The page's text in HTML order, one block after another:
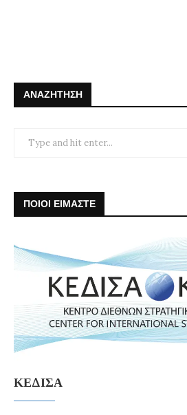
ΑΝΑΖΉΤΗΣΗ
ΠΟΙΟΙ ΕΙΜΑΣΤΕ
ΚΕΔΙΣΑ